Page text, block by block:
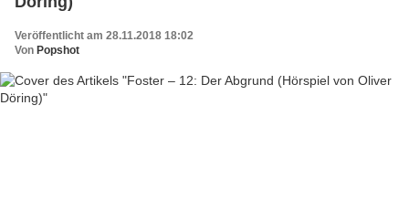
Veröffentlicht am 28.11.2018 18:02
Von Popshot